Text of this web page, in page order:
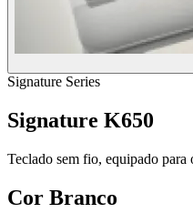
Signature Series
Signature K650
Teclado sem fio, equipado
Cor Branco